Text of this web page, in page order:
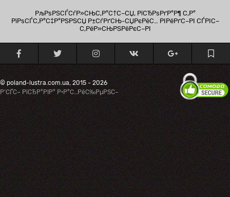
РљРѕРЅСЃСѓР»СЊС‚Р°С†С–СЏ, РїСЂРѕРґР°Р¶ С‚Р°
РїРѕСЃС‚Р°С‡Р°РЅРЅСЏ Р±СѓРґСЊ-СЏРєРёС… РІРёРґС–РІ СЃРІС–
С‚РёР»СЊРЅРёРєС–РІ
© poland-lustra.com.ua, 2015 - 2026
Р’СЃС– РїСЂР°РІР° Р·Р°С…РёС‰РµРЅС–